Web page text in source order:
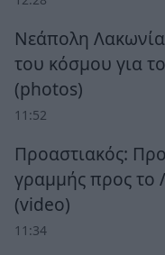
Νεάπολη
του κόσμου για
(photos)
11:52
Προαστιακός:
γραμμής προς το
(video)
11:34